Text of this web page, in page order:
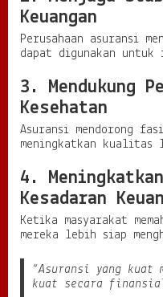
Keuangan
Perusahaan asuransi
dapat digunakan
3. Mendukung
Kesehatan
Asuransi mendorong
meningkatkan kualitas
4.
Kesadaran
Ketika masyarakat
mereka lebih siap
“Asuransi yang kuat
kuat secara